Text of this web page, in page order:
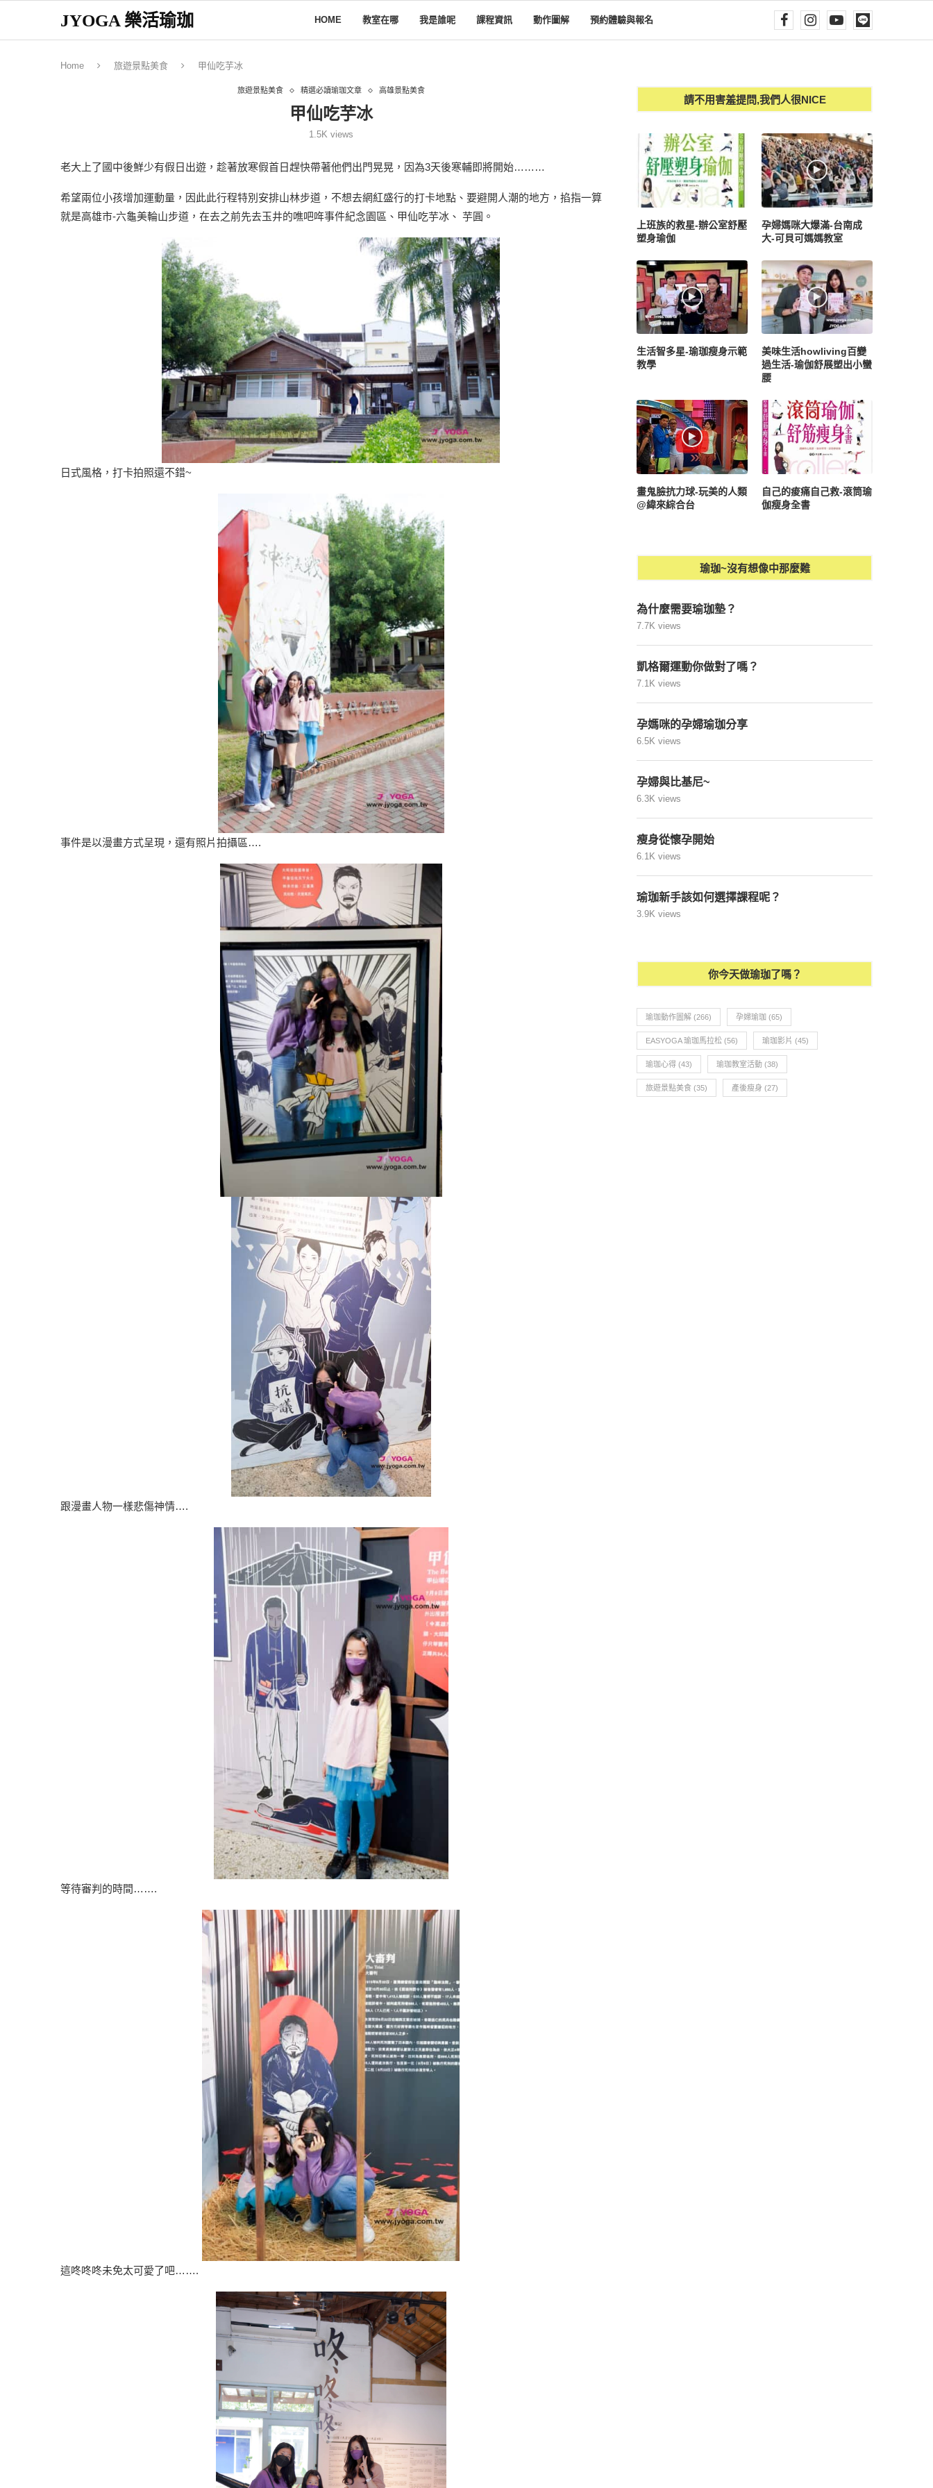
JYOGA 樂活瑜珈 HOME 教室在哪 我是誰呢 課程資訊 動作圖解 預約體驗與報名
Home 旅遊景點美食 甲仙吃芋冰
旅遊景點美食 精選必讀瑜珈文章 高雄景點美食
甲仙吃芋冰
1.5K views
老大上了國中後鮮少有假日出遊，趁著放寒假首日趕快帶著他們出門晃晃，因為3天後寒輔即將開始………
希望兩位小孩增加運動量，因此此行程特別安排山林步道，不想去網紅盛行的打卡地點、要避開人潮的地方，掐指一算
就是高雄市-六龜美輪山步道，在去之前先去玉井的噍吧哖事件紀念園區、甲仙吃芋冰、 芋圓。
日式風格，打卡拍照還不錯~
事件是以漫畫方式呈現，還有照片拍攝區….
跟漫畫人物一樣悲傷神情….
等待審判的時間…….
這咚咚咚未免太可愛了吧…….
請不用害羞提問,我們人很NICE
上班族的救星-辦公室舒壓
塑身瑜伽
孕婦媽咪大爆滿-台南成
大-可貝可媽媽教室
生活智多星-瑜珈瘦身示範
教學
美味生活howliving百變
過生活-瑜伽舒展塑出小蠻
腰
畫鬼臉抗力球-玩美的人類
@緯來綜合台
自己的痠痛自己救-滾筒瑜
伽瘦身全書
瑜珈~沒有想像中那麼難
為什麼需要瑜珈墊？
7.7K views
凱格爾運動你做對了嗎？
7.1K views
孕媽咪的孕婦瑜珈分享
6.5K views
孕婦與比基尼~
6.3K views
瘦身從懷孕開始
6.1K views
瑜珈新手該如何選擇課程呢？
3.9K views
你今天做瑜珈了嗎？
瑜珈動作圖解 (266) 孕婦瑜珈 (65)
EASYOGA 瑜珈馬拉松 (56) 瑜珈影片 (45)
瑜珈心得 (43) 瑜珈教室活動 (38)
旅遊景點美食 (35) 產後瘦身 (27)